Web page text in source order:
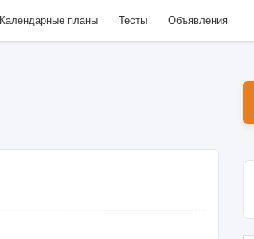
Календарные планы Тесты Объявления